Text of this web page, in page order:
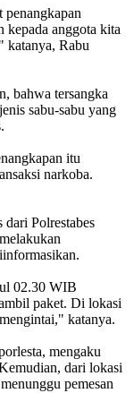
kepada anggota kita
katanya, Rabu
bahwa tersangka
sabu-sabu yang
itu
narkoba.
Polrestabes
02.30 WIB
paket. Di lokasi
katanya.
mengaku
dari lokasi
pemesan